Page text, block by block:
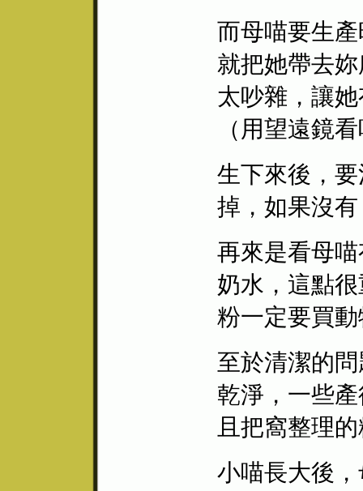
而母喵要生
就把她帶去
太吵雜，讓
（用望遠鏡
生下來後，
掉，如果沒
再來是看母
奶水，這點
粉一定要買
至於清潔的
乾淨，一些
且把窩整理
小喵長大後